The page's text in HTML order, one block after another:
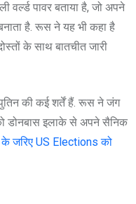
वर्ल्ड पावर बताया है, जो अपने
है. रूस ने यह भी कहा है
के साथ बातचीत जारी
की कई शर्तें हैं. रूस ने जंग
डोनबास इलाके से अपने सैनिक
के जरिए US Elections को